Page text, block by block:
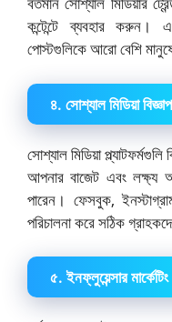
কন্টেন্টে ব্যবহার করুন।
পোস্টগুলিকে আরো বেশি
৪. সোশ্যাল মিডিয়া
সোশ্যাল মিডিয়া
আপনার বাজেট এবং লক্ষ্য
পারেন। ফেসবুক,
পরিচালনা করে সঠিক
৫. ইনফ্লুয়েন্সার মার্কেটিং